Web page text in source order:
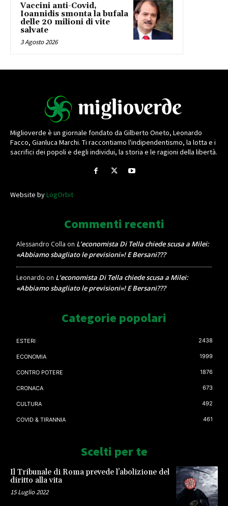
Vaccini anti-Covid,
Ioannidis smonta la bufala
delle 20 milioni di vite
salvate
3 Agosto 2026
Miglioverde è un giornale fondato da Gilberto Oneto, Leonardo
Facco, Gianluca Marchi. Ti raccontiamo l'indipendentismo, la lotta e i
sacrifici dei popoli e degli individui, la storia e le ragioni della libertà.
Website byLogOrbit
Commenti recenti
Alessandro Colla on L’economista Di Tella chiede scusa a Milei:
«Abbiamo sbagliato le previsioni»! E Bersani???
Leonardo on L’economista Di Tella chiede scusa a Milei:
«Abbiamo sbagliato le previsioni»! E Bersani???
Categorie popolari
ESTERI 2438
ECONOMIA 1999
CONTRO POTERE 1876
CRONACA 673
CULTURA 492
COVID & TIRANNIA 461
Scelti per te
Il Tribunale di Roma prevede l’abolizione del
diritto alla vita
15 Luglio 2022